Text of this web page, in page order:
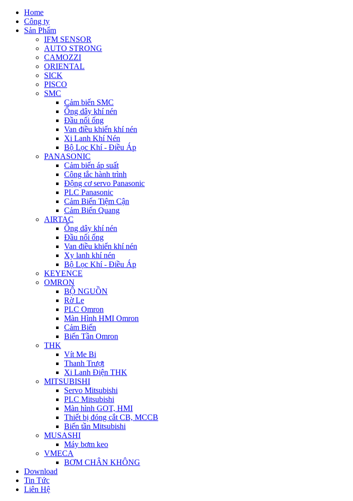
Home
Công ty
Sản Phẩm
IFM SENSOR
AUTO STRONG
CAMOZZI
ORIENTAL
SICK
PISCO
SMC
Cảm biến SMC
Ống dây khí nén
Đầu nối ống
Van điều khiển khí nén
Xi Lanh Khí Nén
Bộ Lọc Khí - Điều Áp
PANASONIC
Cảm biến áp suất
Công tắc hành trình
Động cơ servo Panasonic
PLC Panasonic
Cảm Biến Tiệm Cận
Cảm Biến Quang
AIRTAC
Ống dây khí nén
Đầu nối ống
Van điều khiển khí nén
Xy lanh khí nén
Bộ Lọc Khí - Điều Áp
KEYENCE
OMRON
BỘ NGUỒN
Rờ Le
PLC Omron
Màn Hình HMI Omron
Cảm Biến
Biến Tần Omron
THK
Vít Me Bi
Thanh Trượt
Xi Lanh Điện THK
MITSUBISHI
Servo Mitsubishi
PLC Mitsubishi
Màn hình GOT, HMI
Thiết bị đóng cắt CB, MCCB
Biến tần Mitsubishi
MUSASHI
Máy bơm keo
VMECA
BƠM CHÂN KHÔNG
Download
Tin Tức
Liên Hệ